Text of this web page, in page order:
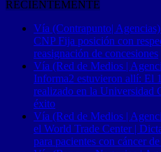
RECIENTEMENTE
Vía (Contrapunto|
CNP Fija posición con
reasignación de concesiones
Vía (Red de Medios |
Informa2 estuvieron allí: El
realizado en la Universidad
éxito
Vía (Red de Medios |
el World Trade Center |
para pacientes con cáncer